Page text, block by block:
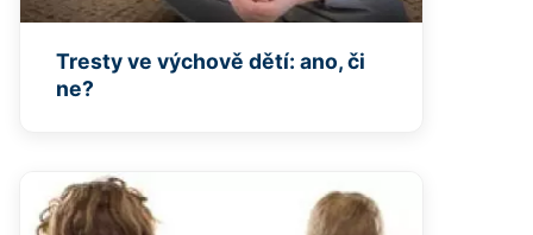
Tresty ve výchově dětí: ano, či
ne?